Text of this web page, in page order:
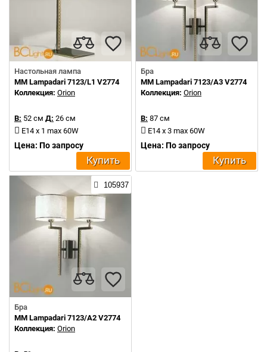
Настольная лампа
MM Lampadari 7123/L1 V2774
Коллекция: Orion
В: 52 см Д: 26 см
E14 x 1 max 60W
Цена: По запросу
Купить
Бра
MM Lampadari 7123/A3 V2774
Коллекция: Orion
В: 87 см
E14 x 3 max 60W
Цена: По запросу
Купить
105937
Бра
MM Lampadari 7123/A2 V2774
Коллекция: Orion